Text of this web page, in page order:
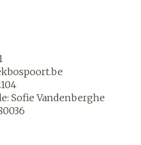
Sofie Vandenberghe